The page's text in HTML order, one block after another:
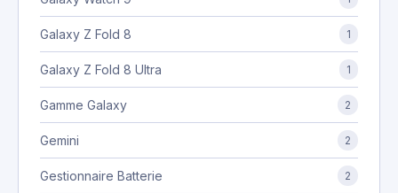
Galaxy Z Fold 8 1
Galaxy Z Fold 8 Ultra 1
Gamme Galaxy 2
Gemini 2
Gestionnaire Batterie 2